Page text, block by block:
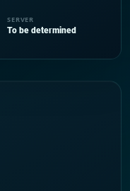
SERVER
To be determined